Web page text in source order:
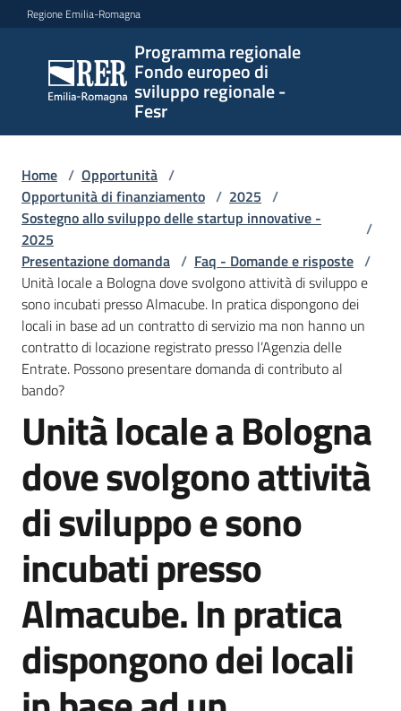
Vai al contenuto
Vai alla navigazione
Vai al footer
Regione Emilia-Romagna
Programma regionale
Fondo europeo di
sviluppo regionale -
Fesr
Programma
regionale
Fondo
europeo di
regionale -
Fesr
Novità
Programmi
e
strategie
Opportunità
Progetti
e
attività
Servizi
Home / Opportunità /
Opportunità di finanziamento / 2025 /
Sostegno allo sviluppo delle startup innovative -
2025
/
Presentazione domanda / Faq - Domande e risposte /
Unità locale a Bologna dove svolgono attività di sviluppo e
sono incubati presso Almacube. In pratica dispongono dei
locali in base ad un contratto di servizio ma non hanno un
contratto di locazione registrato presso l’Agenzia delle
Entrate. Possono presentare domanda di contributo al
bando?
Salta al contenuto
Unità locale a Bologna
dove svolgono attività
di sviluppo e sono
incubati presso
Almacube. In pratica
dispongono dei locali